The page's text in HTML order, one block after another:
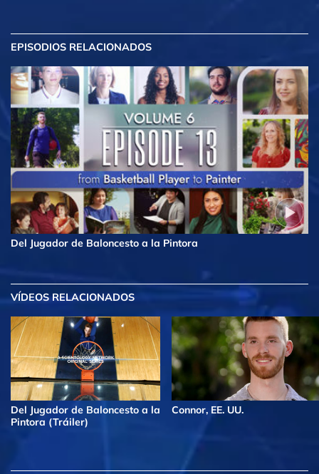
EPISODIOS RELACIONADOS
Del Jugador de Baloncesto a la Pintora
VÍDEOS RELACIONADOS
Del Jugador de Baloncesto a la
Pintora (Tráiler)
Connor, EE. UU.